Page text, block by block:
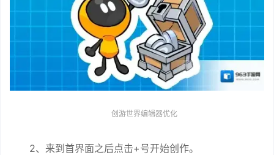
创游世界编辑器优化
2、来到首界面之后点击+号开始创作。